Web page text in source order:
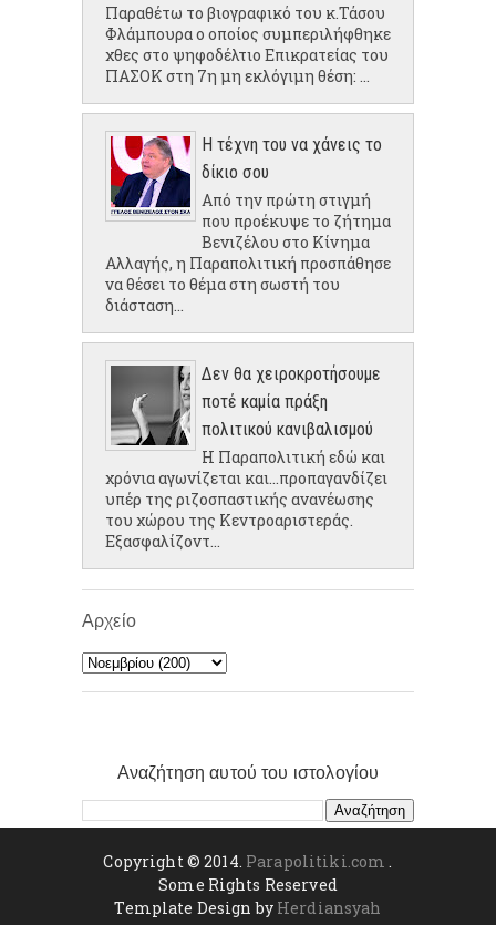
Παραθέτω το βιογραφικό του κ.Τάσου
Φλάμπουρα ο οποίος συμπεριλήφθηκε
χθες στο ψηφοδέλτιο Επικρατείας του
ΠΑΣΟΚ στη 7η μη εκλόγιμη θέση: ...
Η τέχνη του να χάνεις το
δίκιο σου
Από την πρώτη στιγμή
που προέκυψε το ζήτημα
Βενιζέλου στο Κίνημα
Αλλαγής, η Παραπολιτική προσπάθησε
να θέσει το θέμα στη σωστή του
διάσταση...
Δεν θα χειροκροτήσουμε
ποτέ καμία πράξη
πολιτικού κανιβαλισμού
Η Παραπολιτική εδώ και
χρόνια αγωνίζεται και...προπαγανδίζει
υπέρ της ριζοσπαστικής ανανέωσης
του χώρου της Κεντροαριστεράς.
Εξασφαλίζοντ...
Αρχείο
Αναζήτηση αυτού του ιστολογίου
Copyright © 2014. Parapolitiki.com .
Some Rights Reserved
Template Design by Herdiansyah